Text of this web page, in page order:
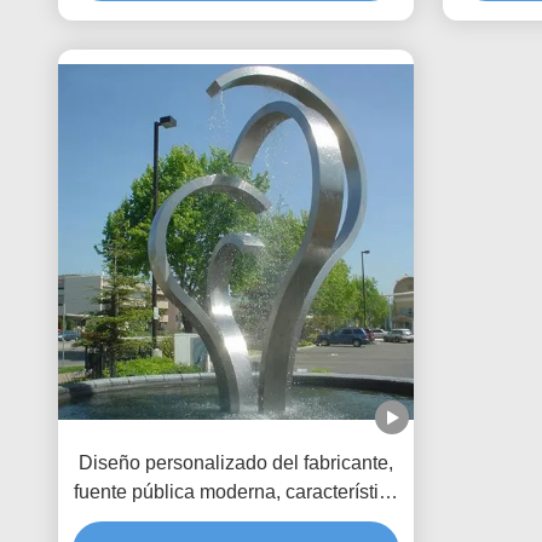
Diseño personalizado del fabricante,
fuente pública moderna, característica
de agua exterior de acero inoxidable